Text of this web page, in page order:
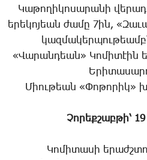
Կաթողիկոսարանի
երեկոյեան ժամը 7ին,
«Վարանդեան» Կոմիտէին
Միութեան «Փոթորիկ»
Չորեքշաբթի՝
Կոմիտասի